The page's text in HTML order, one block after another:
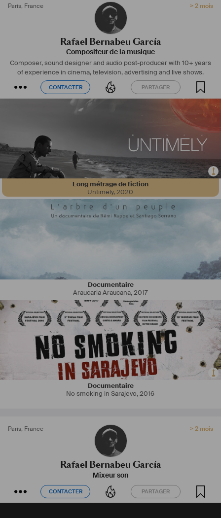
Paris, France > 2 mois
Rafael Bernabeu García
Compositeur de la musique
Composer, sound designer and audio post-producer with 10+ years
of experience in cinema, television, advertising and live shows.
CONTACTER PARTAGER
CONTACTER PARTAGER
Long métrage de fiction
Untimely,2020
Documentaire
Araucaria Araucana,2017
Documentaire
No smoking in Sarajevo,2016
Paris, France > 2 mois
Rafael Bernabeu García
Mixeur son
CONTACTER PARTAGER
CONTACTER PARTAGER